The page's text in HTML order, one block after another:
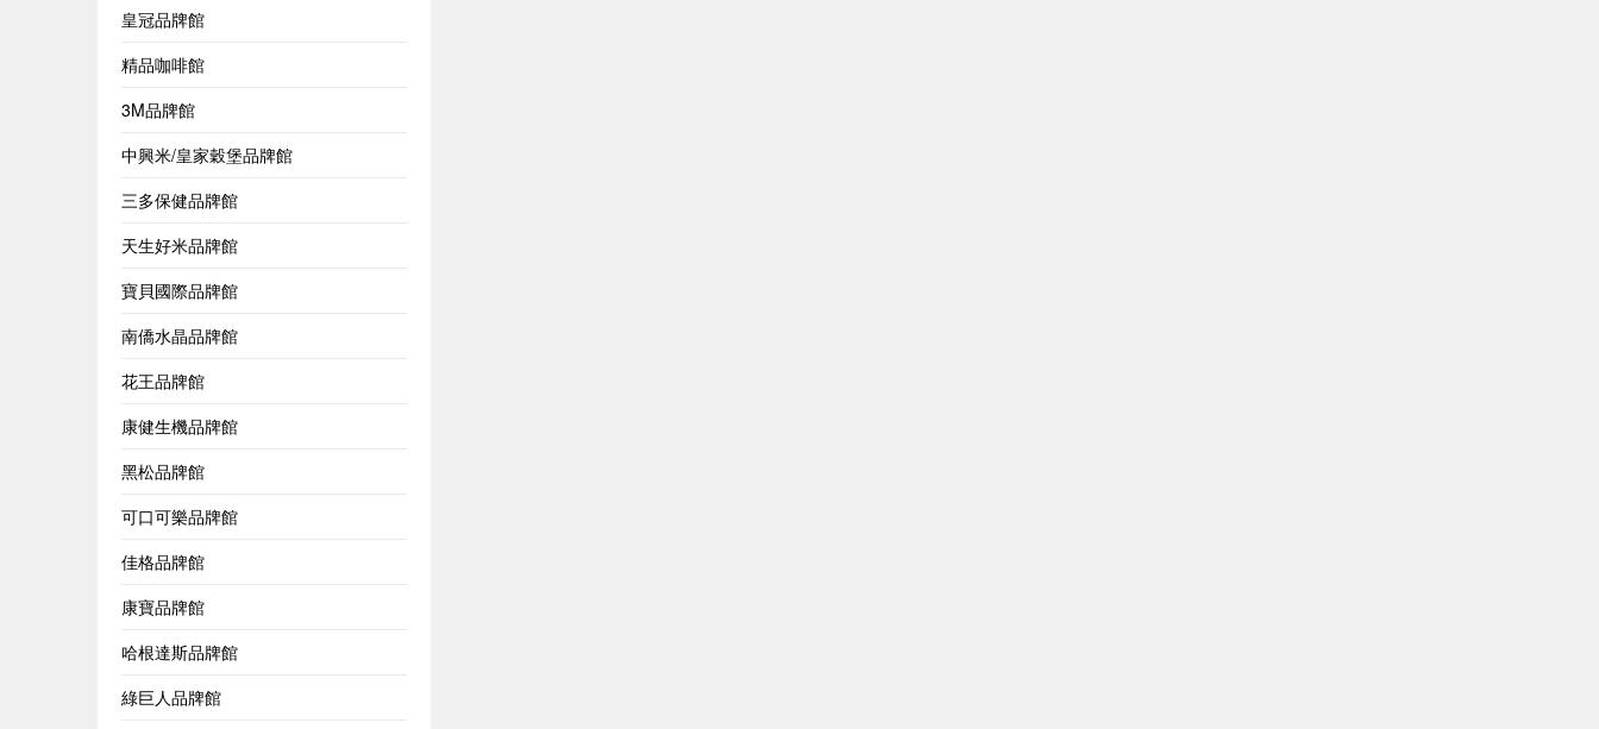
皇冠品牌館
精品咖啡館
3M品牌館
中興米/皇家穀堡品牌館
三多保健品牌館
天生好米品牌館
寶貝國際品牌館
南僑水晶品牌館
花王品牌館
康健生機品牌館
黑松品牌館
可口可樂品牌館
佳格品牌館
康寶品牌館
哈根達斯品牌館
綠巨人品牌館